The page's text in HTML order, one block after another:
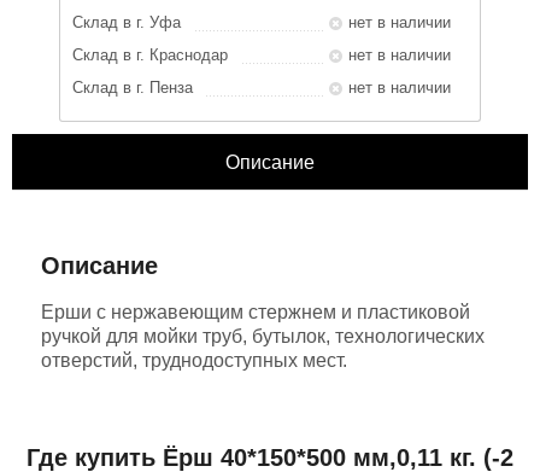
Склад в г. Уфа
нет в наличии
Склад в г. Краснодар
нет в наличии
Склад в г. Пенза
нет в наличии
Описание
Описание
Ерши с нержавеющим стержнем и пластиковой
ручкой для мойки труб, бутылок, технологических
отверстий, труднодоступных мест.
Добавить отзыв
Где купить Ёрш 40*150*500 мм,0,11 кг. (-2